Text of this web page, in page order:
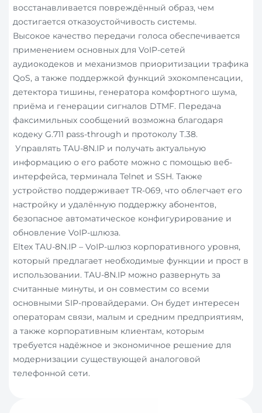
восстанавливается повреждённый образ, чем
достигается отказоустойчивость системы.
Высокое качество передачи голоса обеспечивается
применением основных для VoIP-сетей
аудиокодеков и механизмов приоритизации трафика
QoS, а также поддержкой функций эхокомпенсации,
детектора тишины, генератора комфортного шума,
приёма и генерации сигналов DTMF. Передача
факсимильных сообщений возможна благодаря
кодеку G.711 pass-through и протоколу T.38.
Управлять TAU-8N.IP и получать актуальную
информацию о его работе можно с помощью веб-
интерфейса, терминала Telnet и SSH. Также
устройство поддерживает TR-069, что облегчает его
настройку и удалённую поддержку абонентов,
безопасное автоматическое конфигурирование и
обновление VoIP-шлюза.
Eltex TAU-8N.IP – VoIP-шлюз корпоративного уровня,
который предлагает необходимые функции и прост в
использовании. TAU-8N.IP можно развернуть за
считанные минуты, и он совместим со всеми
основными SIP-провайдерами. Он будет интересен
операторам связи, малым и средним предприятиям,
а также корпоративным клиентам, которым
требуется надёжное и экономичное решение для
модернизации существующей аналоговой
телефонной сети.